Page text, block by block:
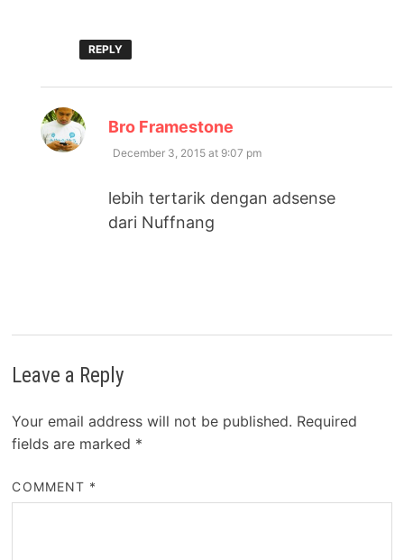
REPLY
Bro Framestone
December 3, 2015 at 9:07 pm
lebih tertarik dengan adsense
dari Nuffnang
Leave a Reply
Your email address will not be published. Required
fields are marked *
COMMENT *